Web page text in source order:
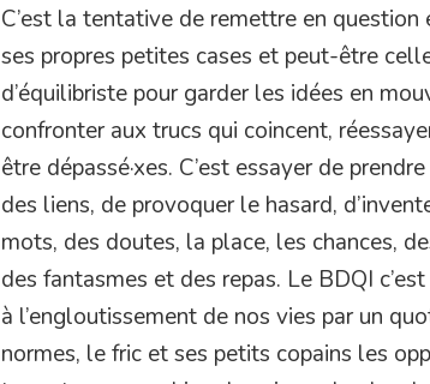
C’est la tentative de remettre en
ses propres petites cases et peut-être
d’équilibriste pour garder les idées en
confronter aux trucs qui coincent,
être dépassé·xes. C’est essayer de
des liens, de provoquer le hasard,
mots, des doutes, la place, les chances,
des fantasmes et des repas. Le BDQI
à l’engloutissement de nos vies par un
normes, le fric et ses petits copains les